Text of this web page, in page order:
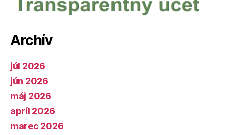
Archív
júl 2026
jún 2026
máj 2026
apríl 2026
marec 2026